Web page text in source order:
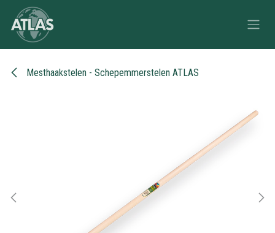
Overslaan naar inhoud
Mesthaakstelen - Schepemmerstelen ATLAS